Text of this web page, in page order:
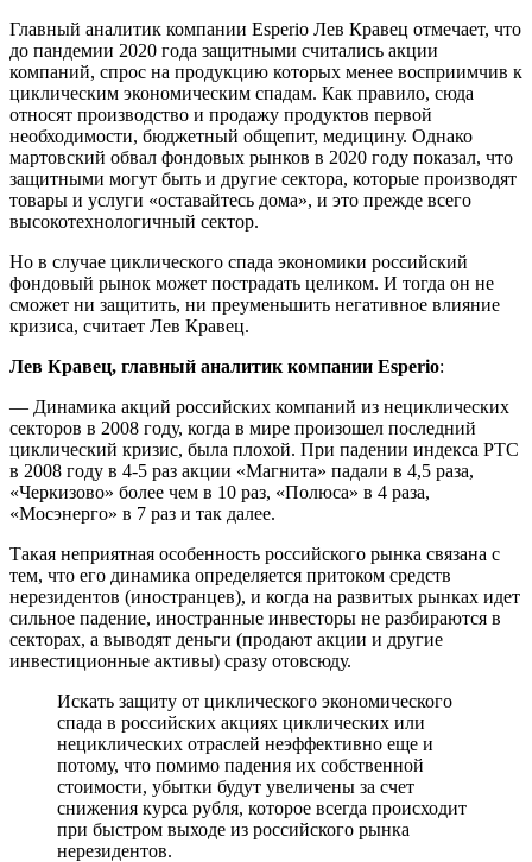
Главный аналитик компании Esperio Лев Кравец отмечает, что
до пандемии 2020 года защитными считались акции
компаний, спрос на продукцию которых менее восприимчив к
циклическим экономическим спадам. Как правило, сюда
относят производство и продажу продуктов первой
необходимости, бюджетный общепит, медицину. Однако
мартовский обвал фондовых рынков в 2020 году показал, что
защитными могут быть и другие сектора, которые производят
товары и услуги «оставайтесь дома», и это прежде всего
высокотехнологичный сектор.
Но в случае циклического спада экономики российский
фондовый рынок может пострадать целиком. И тогда он не
сможет ни защитить, ни преуменьшить негативное влияние
кризиса, считает Лев Кравец.
Лев Кравец, главный аналитик компании Esperio:
— Динамика акций российских компаний из нециклических
секторов в 2008 году, когда в мире произошел последний
циклический кризис, была плохой. При падении индекса РТС
в 2008 году в 4-5 раз акции «Магнита» падали в 4,5 раза,
«Черкизово» более чем в 10 раз, «Полюса» в 4 раза,
«Мосэнерго» в 7 раз и так далее.
Такая неприятная особенность российского рынка связана с
тем, что его динамика определяется притоком средств
нерезидентов (иностранцев), и когда на развитых рынках идет
сильное падение, иностранные инвесторы не разбираются в
секторах, а выводят деньги (продают акции и другие
инвестиционные активы) сразу отовсюду.
Искать защиту от циклического экономического
спада в российских акциях циклических или
нециклических отраслей неэффективно еще и
потому, что помимо падения их собственной
стоимости, убытки будут увеличены за счет
снижения курса рубля, которое всегда происходит
при быстром выходе из российского рынка
нерезидентов.